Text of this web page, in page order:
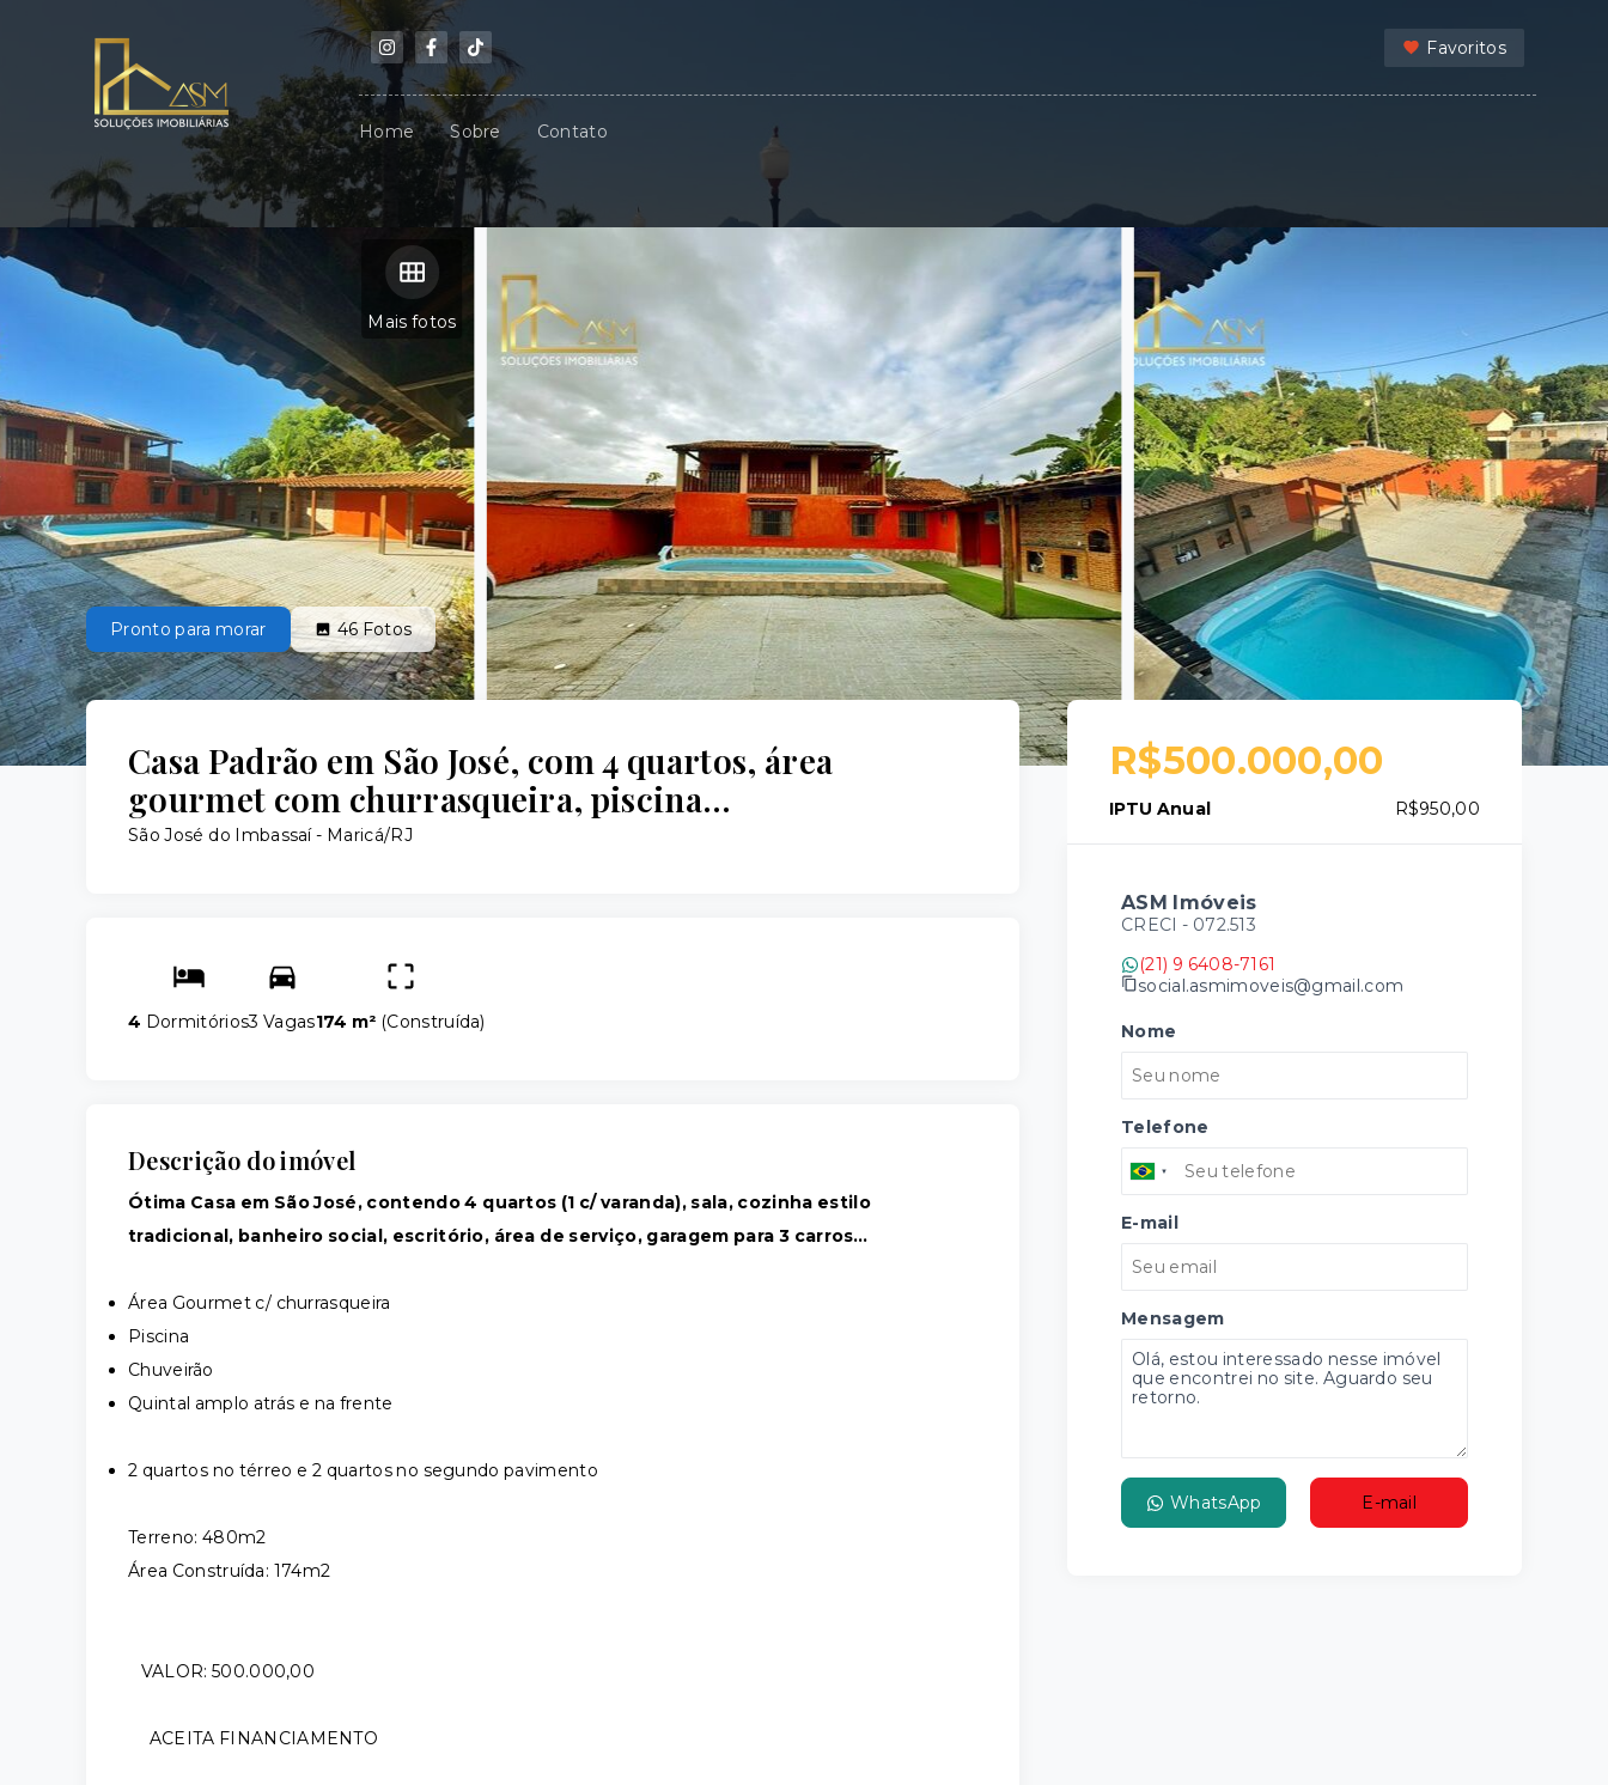
Favoritos
Home Sobre Contato
Mais fotos
Pronto para morar 46Fotos
Casa Padrão em São José, com 4 quartos, área
gourmet com churrasqueira, piscina…
São José do Imbassaí - Maricá/RJ
4 Dormitórios3 Vagas174 m² (Construída)
Descrição do imóvel
Ótima Casa em São José, contendo 4 quartos (1 c/ varanda), sala, cozinha estilo
tradicional, banheiro social, escritório, área de serviço, garagem para 3 carros…
Área Gourmet c/ churrasqueira
Piscina
Chuveirão
Quintal amplo atrás e na frente
2 quartos no térreo e 2 quartos no segundo pavimento
Terreno: 480m2
Área Construída: 174m2
VALOR: 500.000,00
ACEITA FINANCIAMENTO
R$500.000,00
IPTU Anual R$950,00
ASM Imóveis
CRECI - 072.513
(21) 9 6408-7161
social.asmimoveis@gmail.com
Nome
Telefone
E-mail
Mensagem
WhatsApp E-mail